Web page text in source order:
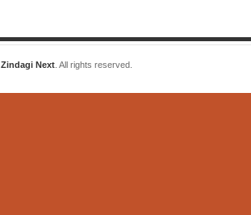
Zindagi Next . All rights reserved.